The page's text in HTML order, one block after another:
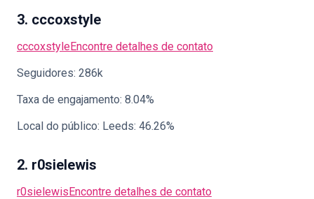
3. cccoxstyle
cccoxstyleEncontre detalhes de contato
Seguidores: 286k
Taxa de engajamento: 8.04%
Local do público: Leeds: 46.26%
2. r0sielewis
r0sielewisEncontre detalhes de contato